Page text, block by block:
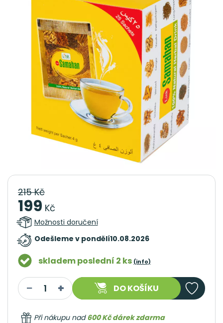
215 Kč
199 Kč
Možnosti doručení
Odešleme v pondělí10.08.2026
skladem poslední 2 ks (info)
DO KOŠÍKU
Při nákupu nad600 Kč dárek zdarma